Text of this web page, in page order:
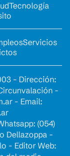
Tecnología
Servicios
- Dirección:
-
- Email:
(054)
Dellazoppa -
- Editor Web: